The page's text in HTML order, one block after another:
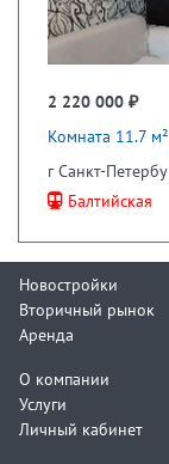
2 220 000 ₽
Комната 11.7
г Санкт-
Балтийская
Новостройки
Вторичный рынок
Аренда
О компании
Услуги
Личный кабинет